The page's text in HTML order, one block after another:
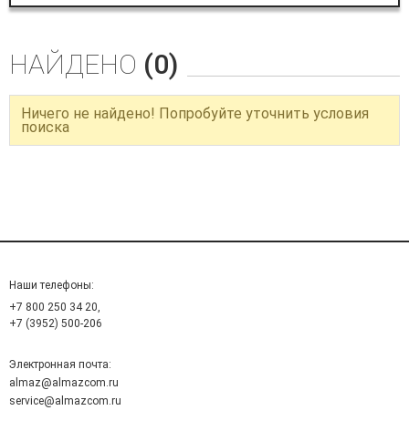
НАЙДЕНО (0)
Ничего не найдено! Попробуйте уточнить условия
поиска
Наши телефоны:
+7 800 250 34 20,
+7 (3952) 500-206
Электронная почта:
almaz@almazcom.ru
service@almazcom.ru